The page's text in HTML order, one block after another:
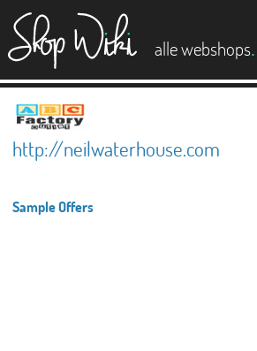
alle webshops.
http://neilwaterhouse.com
Sample Offers